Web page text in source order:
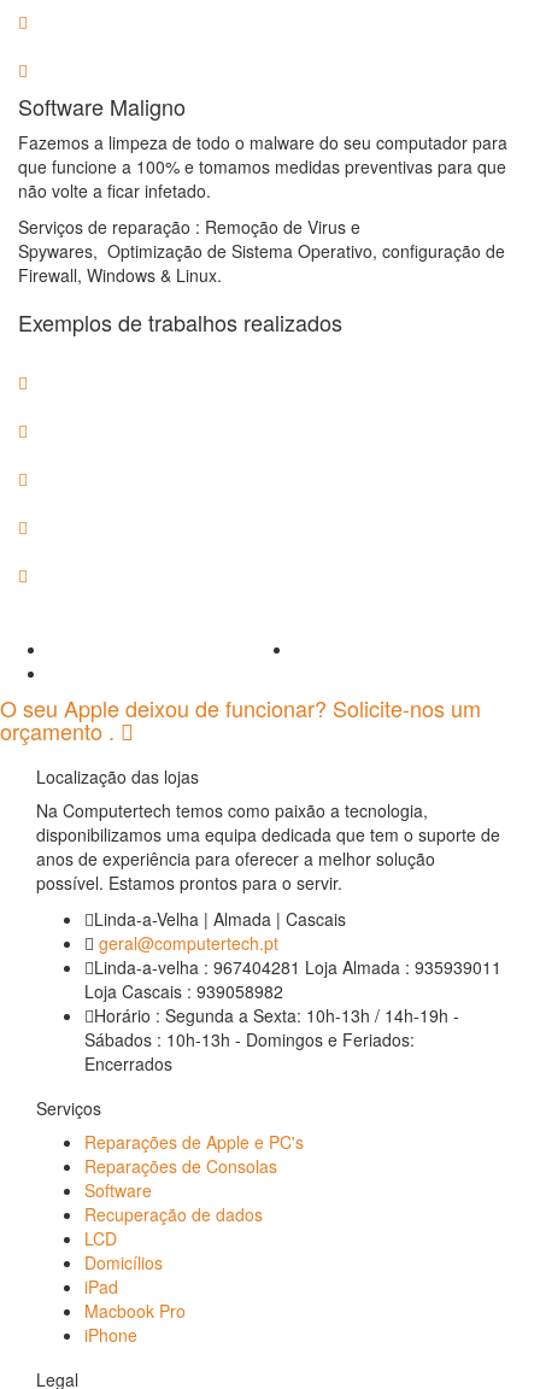
Software Maligno
Fazemos a limpeza de todo o malware do seu computador para
que funcione a 100% e tomamos medidas preventivas para que
não volte a ficar infetado.
Serviços de reparação : Remoção de Virus e
Spywares, Optimização de Sistema Operativo, configuração de
Firewall, Windows & Linux.
Exemplos de trabalhos realizados
O seu Apple deixou de funcionar? Solicite-nos um
orçamento .
Localização das lojas
Na Computertech temos como paixão a tecnologia,
disponibilizamos uma equipa dedicada que tem o suporte de
anos de experiência para oferecer a melhor solução
possível. Estamos prontos para o servir.
Linda-a-Velha | Almada | Cascais
geral@computertech.pt
Linda-a-velha : 967404281 Loja Almada : 935939011
Loja Cascais : 939058982
Horário : Segunda a Sexta: 10h-13h / 14h-19h -
Sábados : 10h-13h - Domingos e Feriados:
Encerrados
Serviços
Reparações de Apple e PC's
Reparações de Consolas
Software
Recuperação de dados
LCD
Domicílios
iPad
Macbook Pro
iPhone
Legal